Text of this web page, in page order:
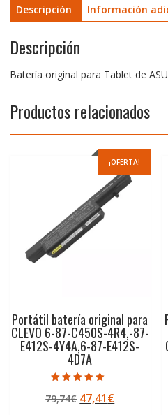
Descripción Información
Descripción
Batería original para Tablet de
Productos relacionados
¡OFERTA!
Portátil batería original para
CLEVO 6-87-C450S-4R4,-87-
E412S-4Y4A,6-87-E412S-
4D7A
5.00
de 5
79,74€ El
47,41€El